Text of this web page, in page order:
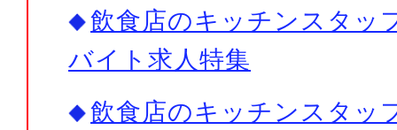
飲食店のキッチンスタッ
バイト求人特集
飲食店のキッチンスタッ